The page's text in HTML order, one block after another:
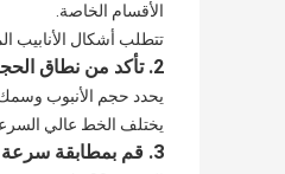
الأقسام الخاصة.
تتطلب أشكال الأنابيب
2. تأكد من نطاق الحجم وسمك الجدار
يحدد حجم الأنبوب وسمك
يختلف الخط عالي السرعة
3. قم بمطابقة سرعة 90 م/دقيقة مع المنتجات الحقيقية